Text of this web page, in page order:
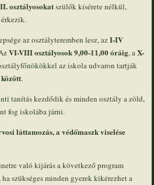
osztályosokatszülők kísérete nélkül,
az osztályteremben lesz, azI-IV
VI-VIII osztályosok 9,00-11,00 óráig, aX-
az iskola udvaron tartják
.
tanítás kezdődik és minden osztály a zöld,
fog iskolába járni.
láttamozás, a védőmaszk viselése
való kijárás a következő program
szükséges minden gyerek kikérezhet a